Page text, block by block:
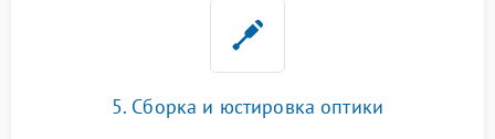
5. Сборка и юстировка оптики